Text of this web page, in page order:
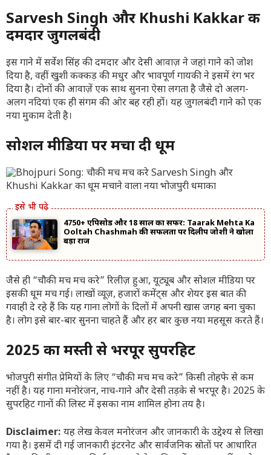
Sarvesh Singh और Khushi Kakkar की
दमदार जुगलबंदी
इस गाने में सर्वेश सिंह की दमदार और देसी आवाज़ ने जहां गाने को जोश
दिया है, वहीं खुशी कक्कड़ की मधुर और भावपूर्ण गायकी ने इसमें रंग भर
दिया है। दोनों की आवाज़ें एक साथ सुनना ऐसा लगता है जैसे दो अलग-
अलग नदियां एक ही संगम की ओर बह रही हों। यह जुगलबंदी गाने को एक
नया मुकाम देती है।
सोशल मीडिया पर मचा दी धूम
4750+ एपिसोड और 18 साल का सफर: Taarak Mehta Ka
Ooltah Chashmah की सफलता पर दिलीप जोशी ने खोला
बड़ा राज
जैसे ही “चौकी मच मच करे” रिलीज़ हुआ, यूट्यूब और सोशल मीडिया पर
इसकी धूम मच गई। लाखों व्यूज़, हजारों कमेंट्स और शेयर इस बात की
गवाही दे रहे हैं कि यह गाना लोगों के दिलों में अपनी खास जगह बना चुका
है। लोग इसे बार-बार सुनना चाहते हैं और हर बार कुछ नया महसूस करते हैं।
2025 का मस्ती से भरपूर सुपरहिट
भोजपुरी संगीत प्रेमियों के लिए “चौकी मच मच करे” किसी तोहफे से कम
नहीं है। यह गाना मनोरंजन, नाच-गाने और देसी तड़के से भरपूर है। 2025 के
सुपरहिट गानों की लिस्ट में इसका नाम शामिल होना तय है।
Disclaimer: यह लेख केवल मनोरंजन और जानकारी के उद्देश्य से लिखा
गया है। इसमें दी गई जानकारी इंटरनेट और सार्वजनिक स्रोतों पर आधारित